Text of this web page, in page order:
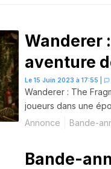
Wanderer
aventure
VR2
Le 15 Juin 2023 à 17:55
Wanderer : The
joueurs dans une
Annonce
Bande-
Bande-